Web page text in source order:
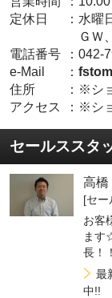
定休日
： 水曜
ＧＷ
電話番号
： 042-
e-Mail
：
住所
： ※シ
アクセス
： ※シ
セールススタ
高
[セー
お客
ます
長！！
最
中!!